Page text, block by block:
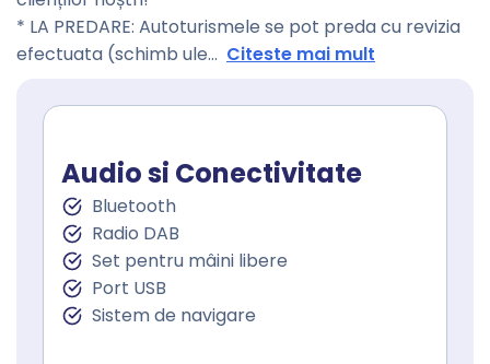
* LA PREDARE: Autoturismele se pot preda cu revizia
efectuata (schimb ule... Citeste mai mult
Audio si Conectivitate
Bluetooth
Radio DAB
Set pentru mâini libere
Port USB
Sistem de navigare